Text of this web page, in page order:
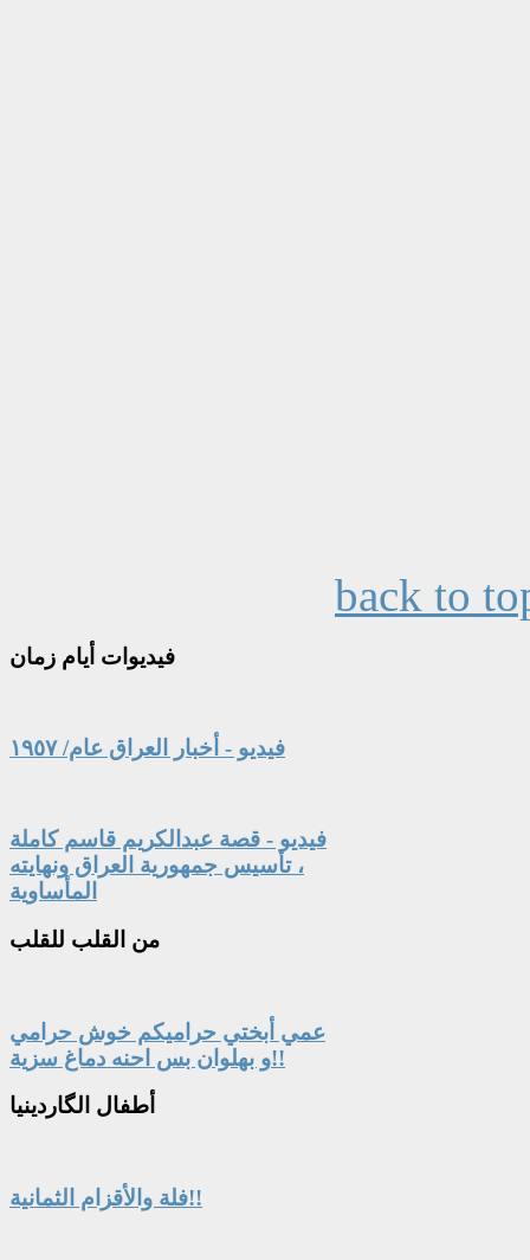
back to
فيديوات أيام زمان
فيديو - أخبار العراق عام/ ١٩٥٧
فيديو - قصة عبدالكريم قاسم كاملة
، تأسيس جمهورية العراق ونهايته
المأساوية
من القلب للقلب
عمي أبختي حراميكم خوش حرامي
و بهلوان بس احنه دماغ سزية!!
أطفال الگاردينيا
فلة والأقزام الثمانية!!